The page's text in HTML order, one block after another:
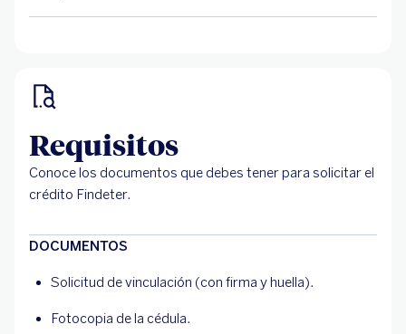
Requisitos
Conoce los documentos que debes tener para solicitar el
crédito Findeter.
DOCUMENTOS
Solicitud de vinculación (con firma y huella).
Fotocopia de la cédula.